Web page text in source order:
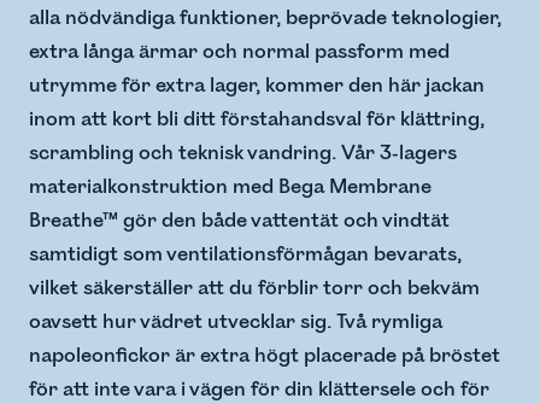
alla nödvändiga funktioner, beprövade teknologier,
extra långa ärmar och normal passform med
utrymme för extra lager, kommer den här jackan
inom att kort bli ditt förstahandsval för klättring,
scrambling och teknisk vandring. Vår 3-lagers
materialkonstruktion med Bega Membrane
Breathe™ gör den både vattentät och vindtät
samtidigt som ventilationsförmågan bevarats,
vilket säkerställer att du förblir torr och bekväm
oavsett hur vädret utvecklar sig. Två rymliga
napoleonfickor är extra högt placerade på bröstet
för att inte vara i vägen för din klättersele och för